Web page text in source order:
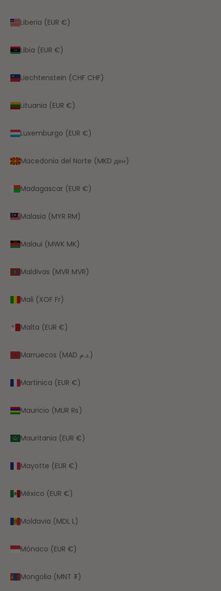
Liberia (EUR €)
Libia (EUR €)
Liechtenstein (CHF CHF)
Lituania (EUR €)
Luxemburgo (EUR €)
Macedonia del Norte (MKD ден)
Madagascar (EUR €)
Malasia (MYR RM)
Malaui (MWK MK)
Maldivas (MVR MVR)
Mali (XOF Fr)
Malta (EUR €)
Marruecos (MAD د.م.)
Martinica (EUR €)
Mauricio (MUR ₨)
Mauritania (EUR €)
Mayotte (EUR €)
México (EUR €)
Moldavia (MDL L)
Mónaco (EUR €)
Mongolia (MNT ₮)